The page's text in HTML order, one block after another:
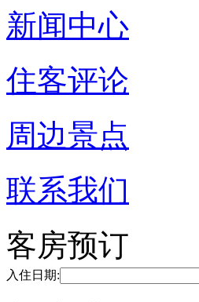
新闻中心
住客评论
周边景点
联系我们
客房预订
入住日期: